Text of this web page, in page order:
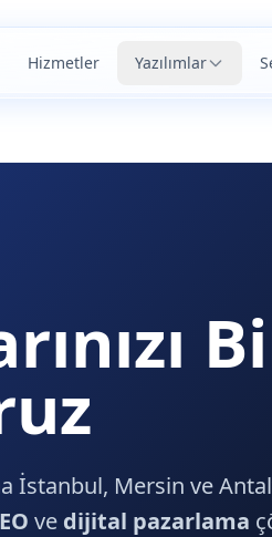
Hizmetler Yazılımlar
İstanbul, Mersin ve
ve dijital pazarlama